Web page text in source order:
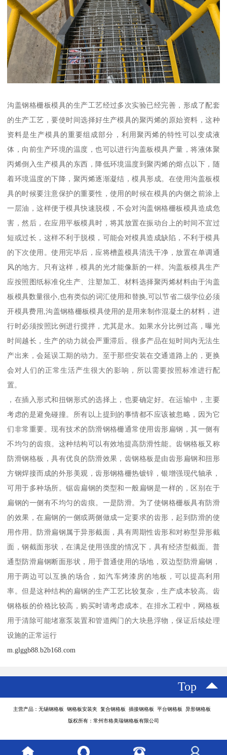
沟盖钢格栅板模具的生产工艺经过多次实验已经完善，形成了配套
的生产工艺，要使时间选择好生产模具的聚丙烯的原始资料，这种
资料是生产模具的重要组成部分，利用聚丙烯的特性可以变成液
体，向前生产环境的温度，也可以进行沟盖板模具产量，将液体聚
丙烯倒入生产模具的东西，降低环境温度到聚丙烯的熔点以下，随
着环境温度的下降，聚丙烯逐渐凝结，模具形成。在使用沟盖板模
具的时候要注意保护的重要性，使用的时候在模具的内侧之前涂上
一层油，这样便于模具快速脱模，不会对沟盖钢格栅板模具造成危
害，然后，在应用平板模具时，将其放置在振动台上的时间不宜过
短或过长，这样不利于脱模，可能会对模具造成缺陷，不利于模具
的下次使用。使用完毕后，应将槽盖模具清洗干净，放置在单调通
风的地方。只有这样，模具的光才能像新的一样。沟盖板模具生产
应按照图纸标准化生产、注塑加工、材料选择聚丙烯材料由于沟盖
板模具数量很小,也有类似的词汇使用和替换,可以节省二级学位必须
开模具费用,沟盖钢格栅板模具使用的是用来制作混凝土的材料，进
行时必须按照比例进行搅拌，尤其是水。如果水分比例过高，曝光
时间越长，生产的动力就会严重滞后。很多产品在短时间内无法生
产出来，会延误工期的动力。至于那些安装在交通道路上的，更换
会对人们的正常生活产生很大的影响，所以需要按照标准进行配
置。
，在插入形式和扭钢形式的选择上，也要确定好。在运输中，主要
考虑的是避免碰撞。所有以上提到的事情都不应该被忽略，因为它
们非常重要。现有技术的防滑钢格栅通常使用齿形扁钢，其一侧有
不均匀的齿痕。这种结构可以有效地提高防滑性能。齿钢格板又称
防滑钢格板，具有优良的防滑效果，齿钢格板是由齿形扁钢和扭形
方钢焊接而成的外形美观，齿形钢格栅热镀锌，银增强现代轴承，
可用于多种场所。锯齿扁钢的类型和一般扁钢是一样的，区别在于
扁钢的一侧有不均匀的齿痕。一是防滑。为了使钢格栅板具有防滑
的效果，在扁钢的一侧或两侧做成一定要求的齿形，起到防滑的使
用作用。防滑扁钢属于异形截面，具有周期性齿形和对称型异形截
面，钢截面形状，在满足使用强度的情况下，具有经济型截面。普
通型防滑扁钢断面形状，用于普通使用的场地，双边型防滑扁钢，
用于两边可以互换的场合，如汽车烤漆房的地板，可以提高利用
率。但是这种结构的扁钢的生产工艺比较复杂，生产成本较高。齿
钢格板的价格比较高，购买时请考虑成本。在排水工程中，网格板
用于清除可能堵塞泵装置和管道阀门的大块悬浮物，保证后续处理
设施的正常运行
m.glggb88.b2b168.com
Top
主营产品：无锡钢格板 钢格板安装夹 复合钢格板 插接钢格板 平台钢格板 异形钢格板
版权所有：常州市格美瑞钢格板有限公司